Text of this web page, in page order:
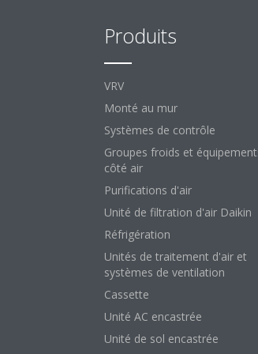
Produits
VRV
Monté au mur
Systèmes de contrôle
Groupes froids et
côté air
Purifications d'air
Unité de filtration d'air Daikin
Réfrigération
Unités de traitement d'air et
systèmes de ventilation
Cassette
Unité AC encastrée
Unité de sol encastrée